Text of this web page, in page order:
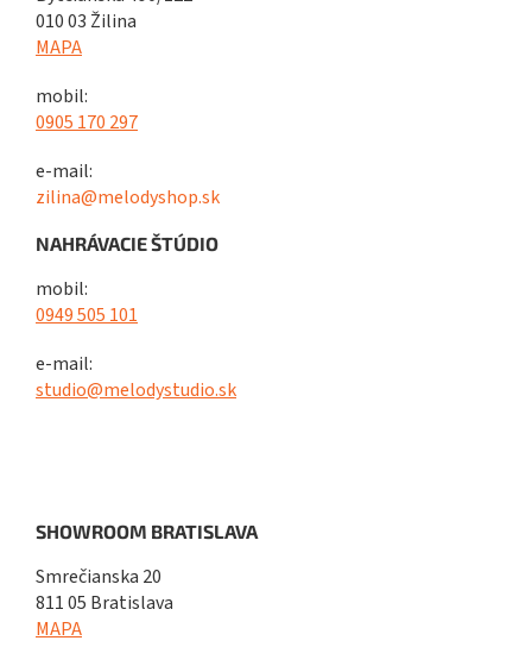
010 03 Žilina
MAPA
mobil:
0905 170 297
e-mail:
zilina@melodyshop.sk
NAHRÁVACIE ŠTÚDIO
mobil:
0949 505 101
e-mail:
studio@melodystudio.sk
SHOWROOM BRATISLAVA
Smrečianska 20
811 05 Bratislava
MAPA